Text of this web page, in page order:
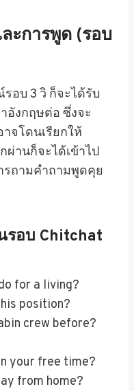
ะการพูด (รอบ
อบ 3 วิ ก็จะได้รับ
อังกฤษต่อ ซึ่งจะ
จโดนเรียกให้
ผ่านก็จะได้เข้าไป
รถามคำถามพูดคุย
รอบ Chitchat
for a living?
position?
crew before?
your free time?
from home?